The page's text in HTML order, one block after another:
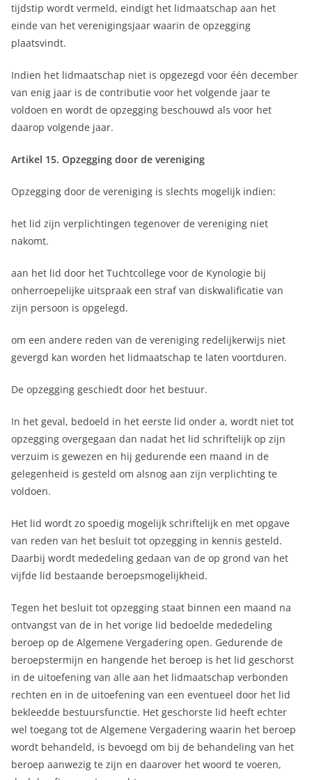
tijdstip wordt vermeld, eindigt het lidmaatschap aan het
einde van het verenigingsjaar waarin de opzegging
plaatsvindt.
Indien het lidmaatschap niet is opgezegd voor één december
van enig jaar is de contributie voor het volgende jaar te
voldoen en wordt de opzegging beschouwd als voor het
daarop volgende jaar.
Artikel 15. Opzegging door de vereniging
Opzegging door de vereniging is slechts mogelijk indien:
het lid zijn verplichtingen tegenover de vereniging niet
nakomt.
aan het lid door het Tuchtcollege voor de Kynologie bij
onherroepelijke uitspraak een straf van diskwalificatie van
zijn persoon is opgelegd.
om een andere reden van de vereniging redelijkerwijs niet
gevergd kan worden het lidmaatschap te laten voortduren.
De opzegging geschiedt door het bestuur.
In het geval, bedoeld in het eerste lid onder a, wordt niet tot
opzegging overgegaan dan nadat het lid schriftelijk op zijn
verzuim is gewezen en hij gedurende een maand in de
gelegenheid is gesteld om alsnog aan zijn verplichting te
voldoen.
Het lid wordt zo spoedig mogelijk schriftelijk en met opgave
van reden van het besluit tot opzegging in kennis gesteld.
Daarbij wordt mededeling gedaan van de op grond van het
vijfde lid bestaande beroepsmogelijkheid.
Tegen het besluit tot opzegging staat binnen een maand na
ontvangst van de in het vorige lid bedoelde mededeling
beroep op de Algemene Vergadering open. Gedurende de
beroepstermijn en hangende het beroep is het lid geschorst
in de uitoefening van alle aan het lidmaatschap verbonden
rechten en in de uitoefening van een eventueel door het lid
bekleedde bestuursfunctie. Het geschorste lid heeft echter
wel toegang tot de Algemene Vergadering waarin het beroep
wordt behandeld, is bevoegd om bij de behandeling van het
beroep aanwezig te zijn en daarover het woord te voeren,